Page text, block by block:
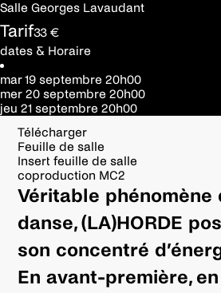
Salle Georges Lavaudant
Tarif33 €
dates & Horaire
mar 19 septembre 20h00
mer 20 septembre 20h00
jeu 21 septembre 20h00
Télécharger
Feuille de salle
Insert feuille de salle
coproduction MC2
Véritable phénomène
danse, (LA)HORDE
son concentré
En avant-première, en